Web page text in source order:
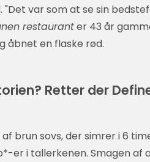
var som at se sin
restauranter 43 år
åbnet en flaske rød.
Retter der
brun sovs, der simrer i 6
er i tallerkenen. Smagen